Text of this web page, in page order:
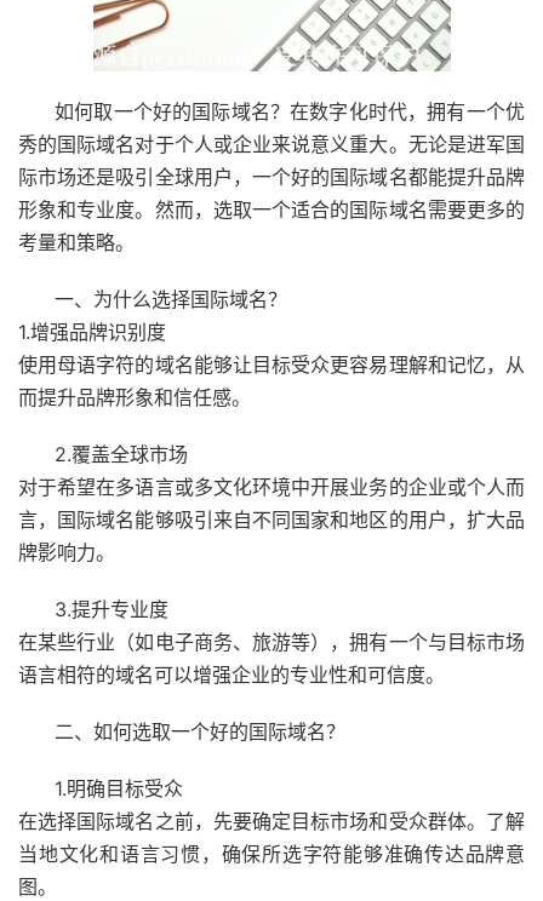
如何取一个好的国际域名？在数字化时代，拥有一个优
秀的国际域名对于个人或企业来说意义重大。无论是进军国
际市场还是吸引全球用户，一个好的国际域名都能提升品牌
形象和专业度。然而，选取一个适合的国际域名需要更多的
考量和策略。
一、为什么选择国际域名？
1.增强品牌识别度
使用母语字符的域名能够让目标受众更容易理解和记忆，从
而提升品牌形象和信任感。
2.覆盖全球市场
对于希望在多语言或多文化环境中开展业务的企业或个人而
言，国际域名能够吸引来自不同国家和地区的用户，扩大品
牌影响力。
3.提升专业度
在某些行业（如电子商务、旅游等），拥有一个与目标市场
语言相符的域名可以增强企业的专业性和可信度。
二、如何选取一个好的国际域名？
1.明确目标受众
在选择国际域名之前，先要确定目标市场和受众群体。了解
当地文化和语言习惯，确保所选字符能够准确传达品牌意
图。